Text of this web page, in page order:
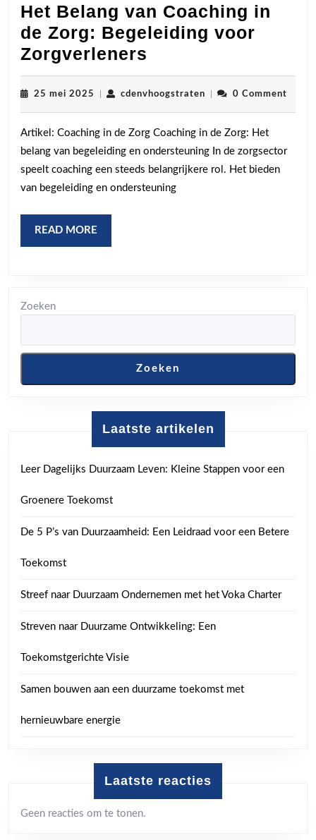
Het Belang van Coaching in
de Zorg: Begeleiding voor
Zorgverleners
Belang
van
Coaching
in
de
Zorg:
25 mei 2025 25
cdenvhoogstratencdenvhoogstraten
0 Comment
Artikel: Coaching in de Zorg Coaching in de Zorg: Het
belang van begeleiding en ondersteuning In de zorgsector
speelt coaching een steeds belangrijkere rol. Het bieden
van begeleiding en ondersteuning
READ MORE
MORE
Zoeken
Zoeken
Laatste artikelen
Leer Dagelijks Duurzaam Leven: Kleine Stappen voor een
Groenere Toekomst
De 5 P’s van Duurzaamheid: Een Leidraad voor een Betere
Toekomst
Streef naar Duurzaam Ondernemen met het Voka Charter
Streven naar Duurzame Ontwikkeling: Een
Toekomstgerichte Visie
Samen bouwen aan een duurzame toekomst met
hernieuwbare energie
Laatste reacties
Geen reacties om te tonen.